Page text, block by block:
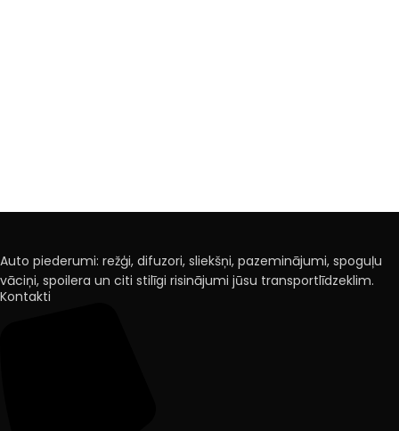
Auto piederumi: režģi, difuzori, sliekšņi, pazeminājumi, spoguļu
vāciņi, spoilera un citi stilīgi risinājumi jūsu transportlīdzeklim.
Kontakti